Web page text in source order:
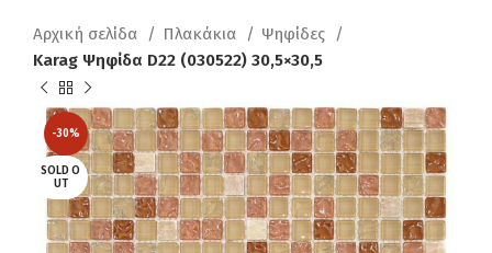
Αρχική σελίδα Πλακάκια
Ψηφίδες
Karag Ψηφίδα D22 (030522) 30,5×30,5
-30%
SOLD O
UT